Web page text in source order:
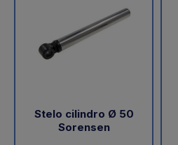
Stelo cilindro Ø 50
Sorensen